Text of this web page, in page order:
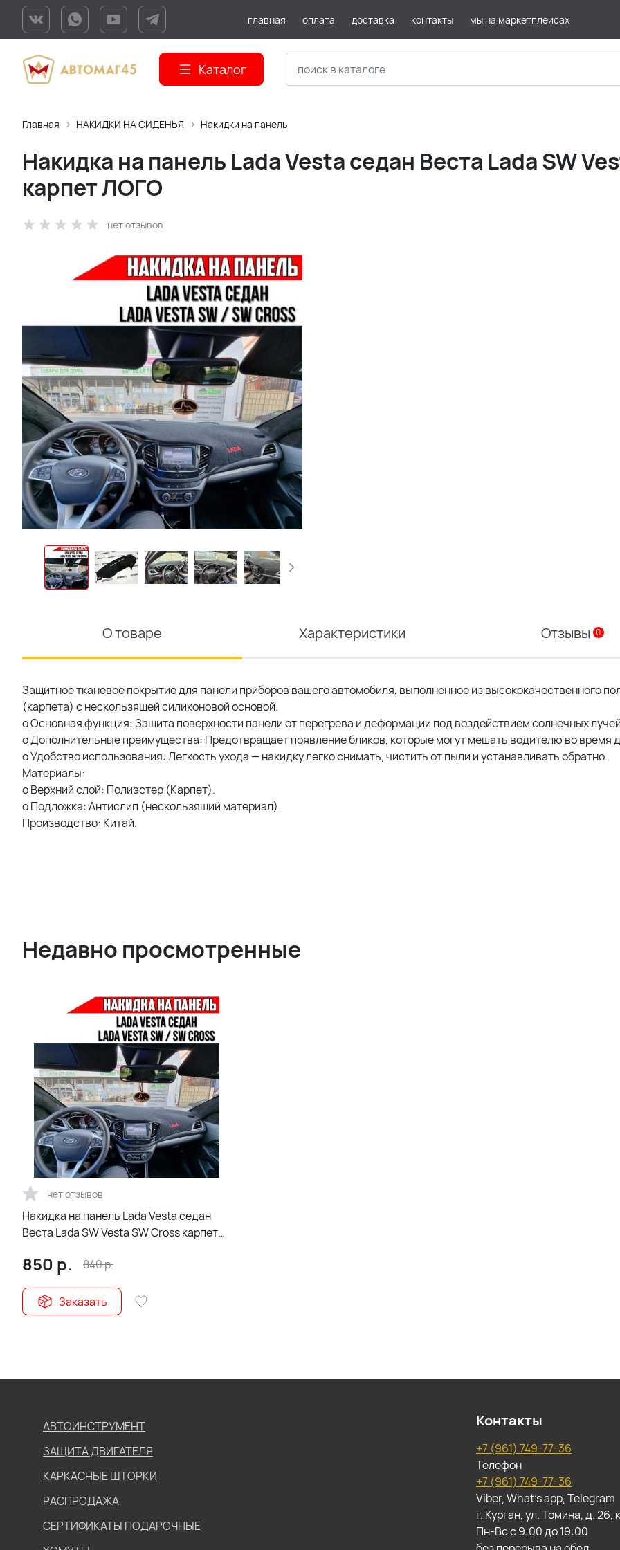
главная оплата доставка контакты мы на маркетплейсах
Каталог
Главная НАКИДКИ НА СИДЕНЬЯ Накидки на панель
Накидка на панель Lada Vesta седан Веста Lada SW
карпет ЛОГО
нет отзывов
О товаре Характеристики Отзывы 0
Защитное тканевое покрытие для панели приборов вашего автомобиля, выполненное из высококачественного
(карпета) с нескользящей силиконовой основой.
o Основная функция: Защита поверхности панели от перегрева и деформации под воздействием солнечных
o Дополнительные преимущества: Предотвращает появление бликов, которые могут мешать водителю во время
o Удобство использования: Легкость ухода — накидку легко снимать, чистить от пыли и устанавливать обратно.
Материалы:
o Верхний слой: Полиэстер (Карпет).
o Подложка: Антислип (нескользящий материал).
Производство: Китай.
Недавно просмотренные
нет отзывов
Накидка на панель Lada Vesta седан
Веста Lada SW Vesta SW Cross карпет
850 р. 840р.
Заказать
АВТОИНСТРУМЕНТ
ЗАЩИТА ДВИГАТЕЛЯ
КАРКАСНЫЕ ШТОРКИ
РАСПРОДАЖА
СЕРТИФИКАТЫ ПОДАРОЧНЫЕ
Контакты
+7 (961) 749-77-36
Телефон
+7 (961) 749-77-36
Viber, What's app, Telegram
г. Курган, ул. Томина, д.
Пн-Вс с 9:00 до 19:00